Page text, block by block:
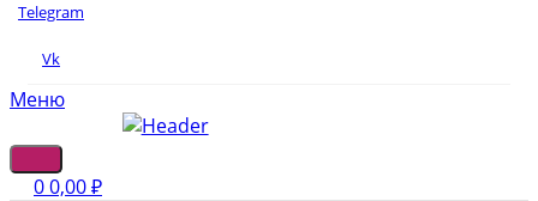
Telegram
Vk
Меню
00,00₽